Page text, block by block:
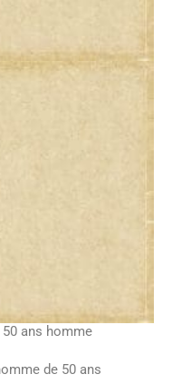
ans homme
de 50 ans